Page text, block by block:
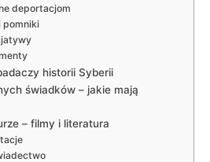
deportacjom
pomniki
historii Syberii
świadków – jakie mają
– filmy i literatura